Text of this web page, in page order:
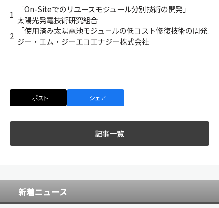
1
「On-Siteでのリユースモジュール分別技術の開発」
太陽光発電技術研究組合
2
「使用済み太陽電池モジュールの低コスト修復技術の開発」
ジー・エム・ジーエコエナジー株式会社
ポスト シェア
記事一覧
新着ニュース